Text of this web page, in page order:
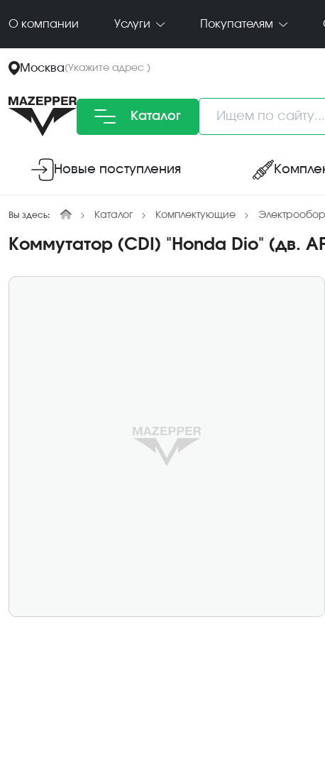
О компании Услуги Покупателям
Москва(Укажите адрес )
Каталог
Новые поступления
Вы здесь: Каталог Комплектующие
Коммутатор (CDI) "Honda Dio" (дв.